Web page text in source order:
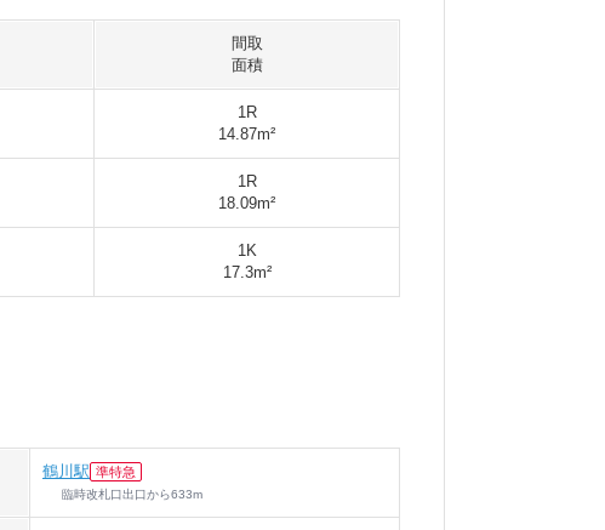
間取
面積
1R
14.87m²
1R
18.09m²
1K
17.3m²
鶴川駅 準特急
臨時改札口出口から633m